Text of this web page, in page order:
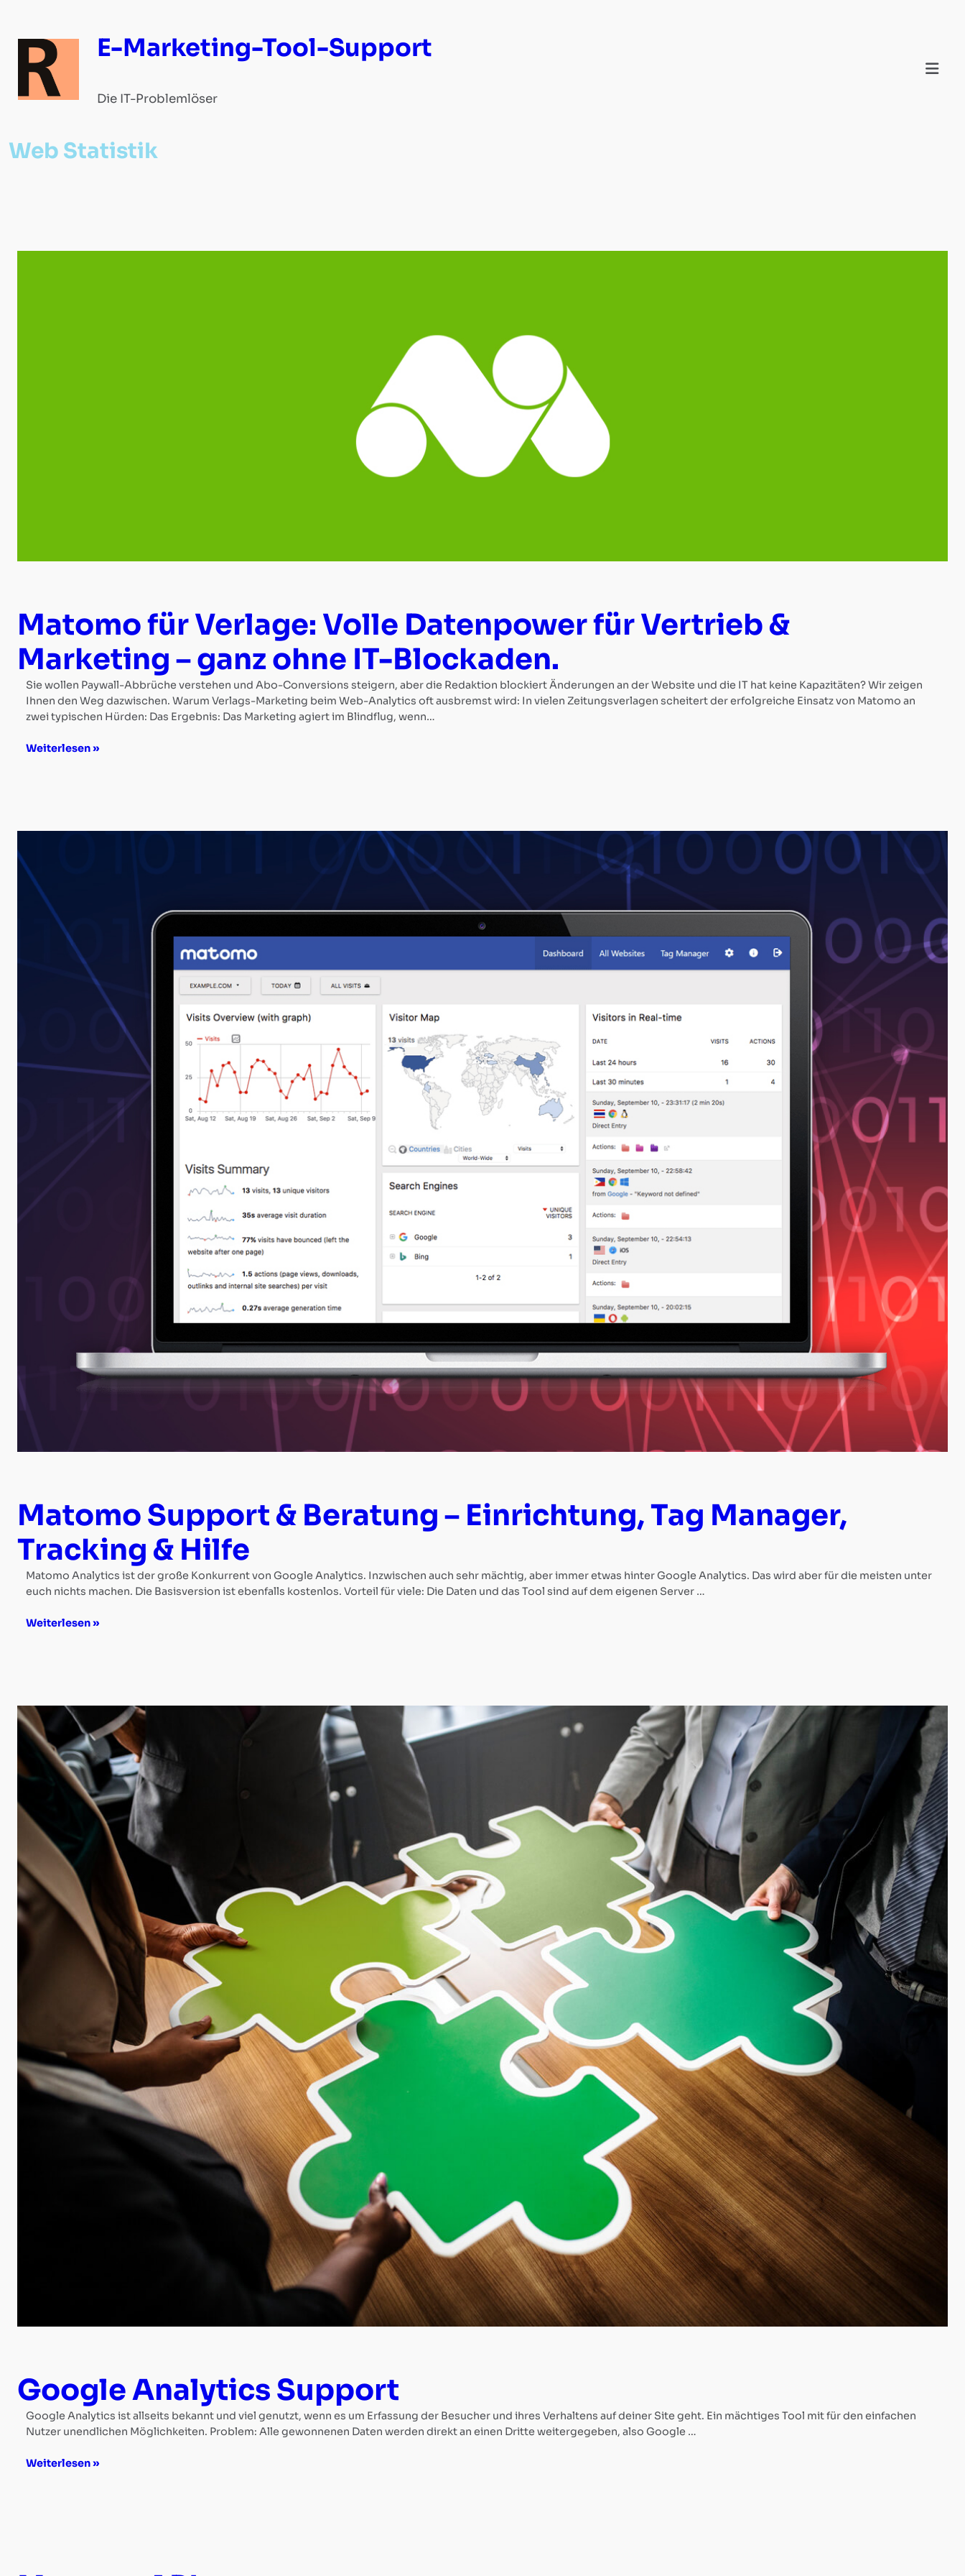
springen
E-Marketing-Tool-Support
Die IT-Problemlöser
Web Statistik
Matomo für Verlage: Volle Datenpower für Vertrieb &
Marketing – ganz ohne IT-Blockaden.
Sie wollen Paywall-Abbrüche verstehen und Abo-Conversions steigern, aber die Redaktion blockiert Änderungen an der Website und die IT hat keine Kapazitäten? Wir zeigen
Ihnen den Weg dazwischen. Warum Verlags-Marketing beim Web-Analytics oft ausbremst wird: In vielen Zeitungsverlagen scheitert der erfolgreiche Einsatz von Matomo an
zwei typischen Hürden: Das Ergebnis: Das Marketing agiert im Blindflug, wenn…
Weiterlesen »
Matomo Support & Beratung – Einrichtung, Tag Manager,
Tracking & Hilfe
Matomo Analytics ist der große Konkurrent von Google Analytics. Inzwischen auch sehr mächtig, aber immer etwas hinter Google Analytics. Das wird aber für die meisten unter
euch nichts machen. Die Basisversion ist ebenfalls kostenlos. Vorteil für viele: Die Daten und das Tool sind auf dem eigenen Server …
Weiterlesen »
Google Analytics Support
Google Analytics ist allseits bekannt und viel genutzt, wenn es um Erfassung der Besucher und ihres Verhaltens auf deiner Site geht. Ein mächtiges Tool mit für den einfachen
Nutzer unendlichen Möglichkeiten. Problem: Alle gewonnenen Daten werden direkt an einen Dritte weitergegeben, also Google …
Weiterlesen »
Landingpage-
Tool
RRCN
Elementor
Support
Webdesign
&
Webdesign
&
Support
Support
Unbounce
Support
Mailchimp
Support
CleverReach
Support
Inxmail
Support
Kontakt